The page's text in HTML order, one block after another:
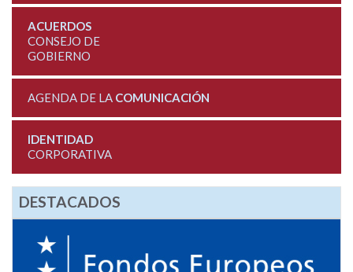
ACUERDOS
CONSEJO DE
GOBIERNO
AGENDA DE LA COMUNICACIÓN
IDENTIDAD
CORPORATIVA
DESTACADOS